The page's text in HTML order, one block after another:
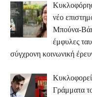
νέο
Μπούνα-
έμφυλες
σύγχρονη κοινωνική
Κυκλοφορεί
Γράμματα